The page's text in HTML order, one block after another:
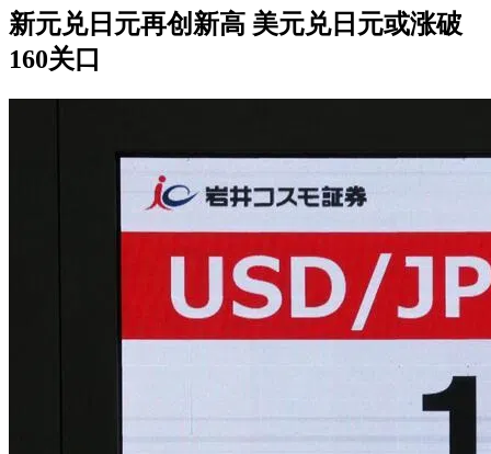
新元兑日元再创新高 美元兑日元或涨破
160关口